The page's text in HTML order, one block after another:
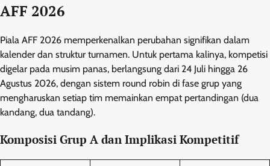
AFF 2026
Piala AFF 2026 memperkenalkan perubahan signifikan dalam
kalender dan struktur turnamen. Untuk pertama kalinya, kompetisi
digelar pada musim panas, berlangsung dari 24 Juli hingga 26
Agustus 2026, dengan sistem round robin di fase grup yang
mengharuskan setiap tim memainkan empat pertandingan (dua
kandang, dua tandang).
Komposisi Grup A dan Implikasi Kompetitif